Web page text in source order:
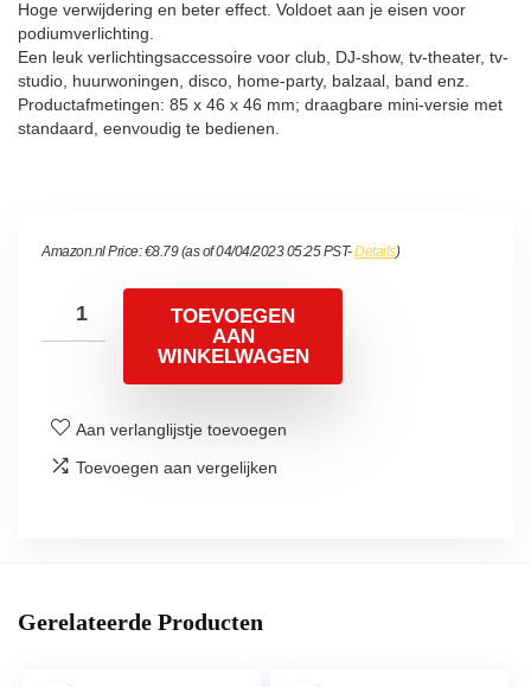
Hoge verwijdering en beter effect. Voldoet aan je eisen voor
podiumverlichting.
Een leuk verlichtingsaccessoire voor club, DJ-show, tv-theater, tv-
studio, huurwoningen, disco, home-party, balzaal, band enz.
Productafmetingen: 85 x 46 x 46 mm; draagbare mini-versie met
standaard, eenvoudig te bedienen.
Amazon.nl Price:€8.79(as of 04/04/2023 05:25 PST-Details)
TOEVOEGEN
AAN
WINKELWAGEN
Aan verlanglijstje toevoegen
Toevoegen aan vergelijken
Gerelateerde Producten